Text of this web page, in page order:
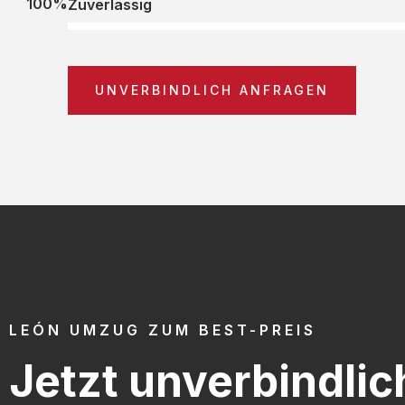
Zuverlässig
UNVERBINDLICH ANFRAGEN
LEÓN UMZUG ZUM BEST-PREIS
Jetzt